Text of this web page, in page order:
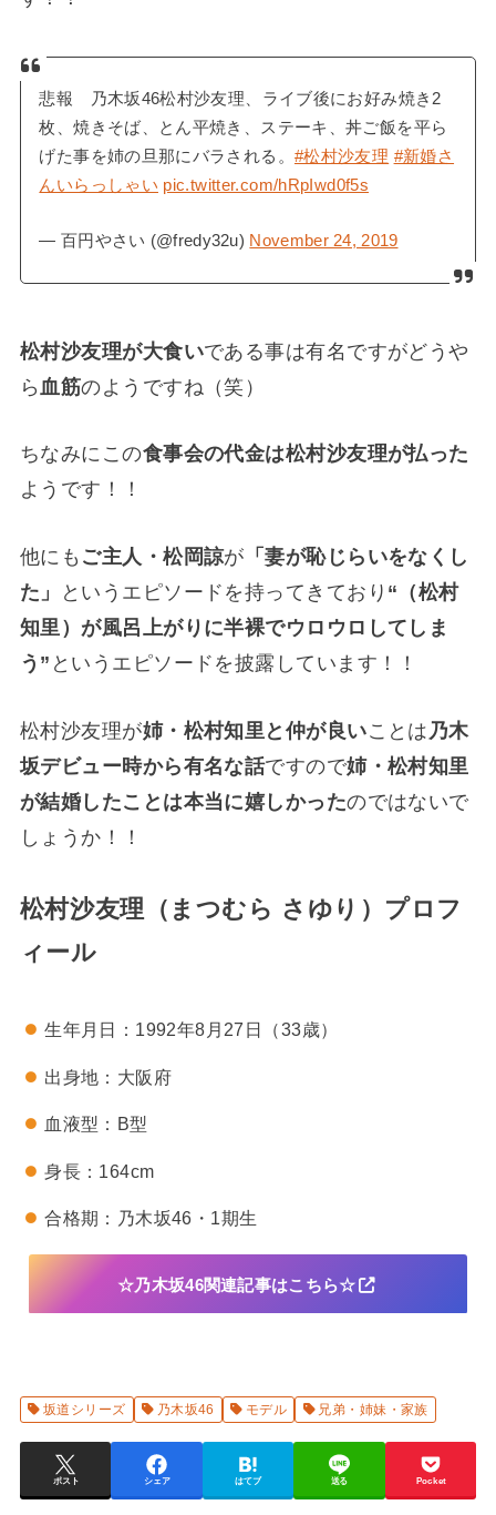
悲報 乃木坂46松村沙友理、ライブ後にお好み焼き2
枚、焼きそば、とん平焼き、ステーキ、丼ご飯を平ら
げた事を姉の旦那にバラされる。 #松村沙友理 #新婚さ
んいらっしゃい pic.twitter.com/hRpIwd0f5s
— 百円やさい (@fredy32u) November 24, 2019
松村沙友理が大食いである事は有名ですがどうや
ら 血筋のようですね（笑）
ちなみにこの食事会の代金は松村沙友理が払った
ようです！！
他にも ご主人・松岡諒が 「妻が恥じらいをなくし
た」
というエピソードを持ってきており “（松村
知里）が風呂上がりに半裸でウロウロしてしま
う” というエピソードを披露しています！！
松村沙友理が姉・松村知里と仲が良いことは乃木
坂デビュー時から有名な話ですので姉・松村知里
が結婚したことは本当に嬉しかったのではないで
しょうか！！
松村沙友理（まつむら さゆり）プロフ
ィール
生年月日：1992年8月27日（33歳）
出身地：大阪府
血液型：B型
身長：164cm
合格期：乃木坂46・1期生
☆乃木坂46関連記事はこちら☆
坂道シリーズ 乃木坂46 モデル 兄弟・姉妹・家族
ポスト シェア はてブ 送る Pocket